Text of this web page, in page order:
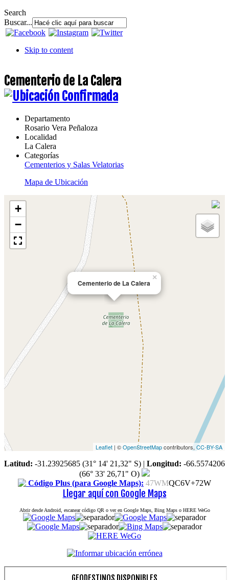
Search
Buscar...
Skip to content
Cementerio de La Calera
Departamento
Rosario Vera Peñaloza
Localidad
La Calera
Categorías
Cementerios y Salas Velatorias
Mapa de Ubicación
Cementerio de La Calera
×
+
−
Leaflet | ©OpenStreetMapcontributors, CC-BY-SA
Latitud: -31.23925685 (31° 14' 21,32" S) | Longitud: -66.5574206
(66° 33' 26,71" O)
Código Plus (para Google Maps): 47WMQC6V+72W
Llegar aquí con Google Maps
Abrir desde Android, escanear código QR o ver en Google Maps, Bing Maps o HERE WeGo
GEODESTINOS DISPONIBLES